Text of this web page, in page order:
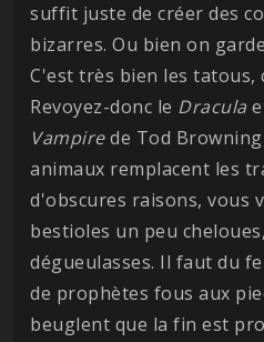
suffit juste de créer des
bizarres. Ou bien on
C'est très bien les tatous,
Revoyez-donc le Dracula
Vampirede Tod
animaux remplacent les
d'obscures raisons, vous
bestioles un peu
dégueulasses. Il faut du
de prophètes fous aux
beuglent que la fin est